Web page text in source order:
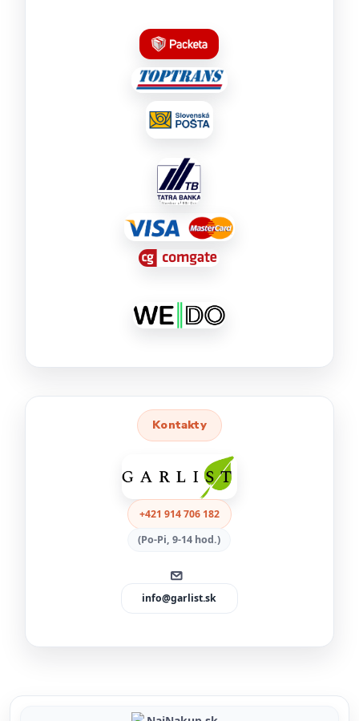
Kontakty
+421 914 706 182
(Po-Pi, 9-14 hod.)
info@garlist.sk